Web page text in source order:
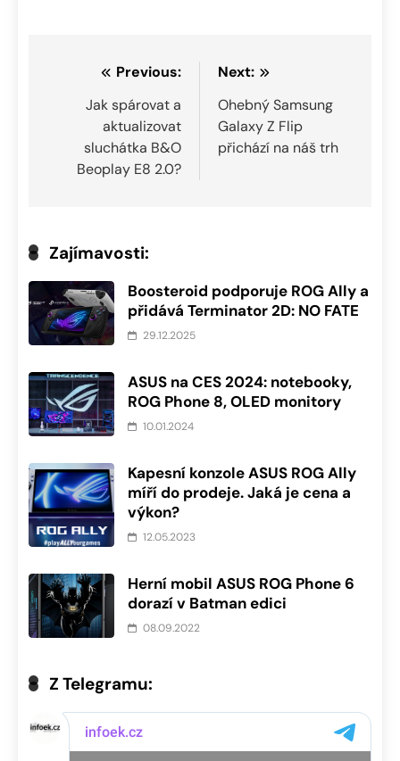
Navigace
příspěvek
Previous:
Jak spárovat a
aktualizovat
sluchátka B&O
Beoplay E8 2.0?
Next:
Ohebný Samsung
Galaxy Z Flip
přichází na náš trh
Zajímavosti:
Boosteroid podporuje ROG Ally a
přidává Terminator 2D: NO FATE
29.12.2025
ASUS na CES 2024: notebooky,
ROG Phone 8, OLED monitory
10.01.2024
Kapesní konzole ASUS ROG Ally
míří do prodeje. Jaká je cena a
výkon?
12.05.2023
Herní mobil ASUS ROG Phone 6
dorazí v Batman edici
08.09.2022
Z Telegramu: